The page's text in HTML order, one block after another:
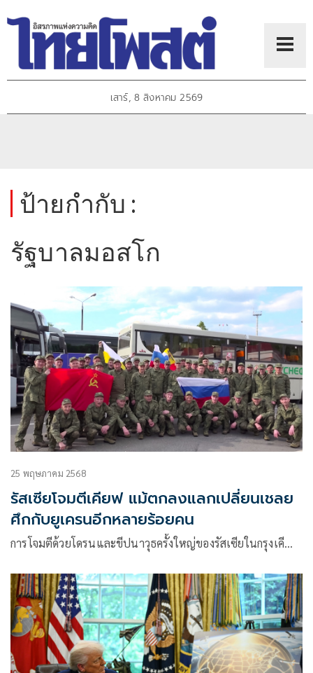
เสาร์, 8 สิงหาคม 2569
ป้ายกำกับ :
รัฐบาลมอสโก
25 พฤษภาคม 2568
รัสเซียโจมตีเคียฟ แม้ตกลงแลกเปลี่ยนเชลย
ศึกกับยูเครนอีกหลายร้อยคน
การโจมตีด้วยโดรนและขีปนาวุธครั้งใหญ่ของรัสเซียในกรุงเคี…